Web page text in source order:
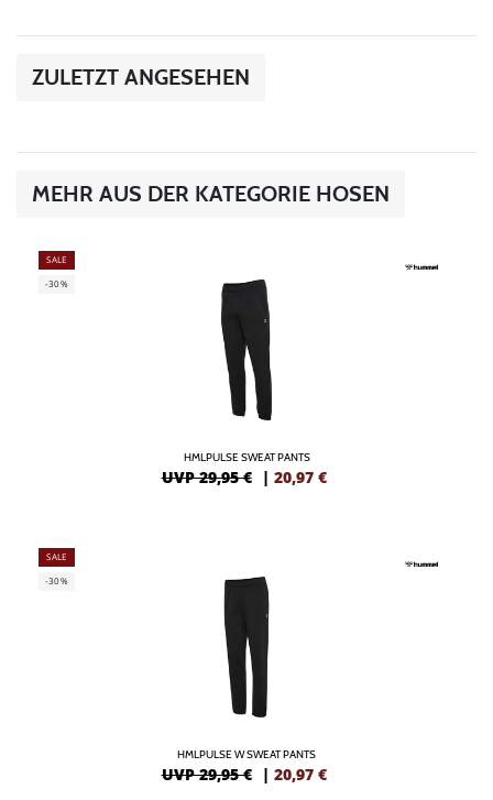
ZULETZT ANGESEHEN
MEHR AUS DER KATEGORIE HOSEN
SALE
-30%
HMLPULSE SWEAT PANTS
UVP 29,95 € | 20,97 €
SALE
-30%
HMLPULSE W SWEAT PANTS
UVP 29,95 € | 20,97 €